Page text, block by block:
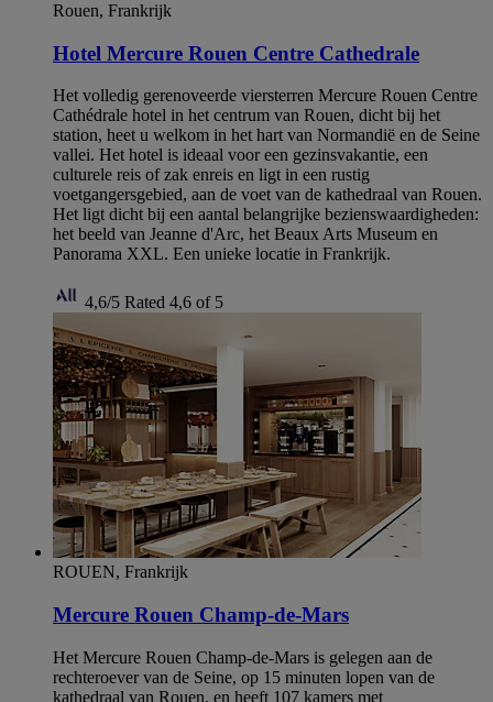
Rouen, Frankrijk
Hotel Mercure Rouen Centre Cathedrale
Het volledig gerenoveerde viersterren Mercure Rouen Centre
Cathédrale hotel in het centrum van Rouen, dicht bij het
station, heet u welkom in het hart van Normandië en de Seine
vallei. Het hotel is ideaal voor een gezinsvakantie, een
culturele reis of zak enreis en ligt in een rustig
voetgangersgebied, aan de voet van de kathedraal van Rouen.
Het ligt dicht bij een aantal belangrijke bezienswaardigheden:
het beeld van Jeanne d'Arc, het Beaux Arts Museum en
Panorama XXL. Een unieke locatie in Frankrijk.
4,6/5 Rated 4,6 of 5
ROUEN, Frankrijk
Mercure Rouen Champ-de-Mars
Het Mercure Rouen Champ-de-Mars is gelegen aan de
rechteroever van de Seine, op 15 minuten lopen van de
kathedraal van Rouen, en heeft 107 kamers met